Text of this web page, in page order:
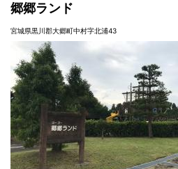
郷郷ランド
宮城県黒川郡大郷町中村字北浦43